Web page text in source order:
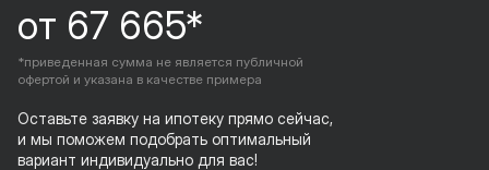
от 67 665*
*приведенная сумма не является публичной
офертой и указана в качестве примера
Оставьте заявку на ипотеку прямо сейчас,
и мы поможем подобрать оптимальный
вариант индивидуально для вас!